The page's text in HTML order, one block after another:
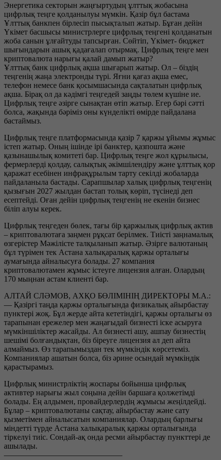
Энергетика секторын жаңғыртудың ұлттық жобасына
цифрлық теңге қолданылуы мүмкін. Қазір бұл бастама
Ұлттық банкпен бірлесіп пысықталып жатыр. Бұған дейін
Үкімет басшысы министрлерге цифрлық теңгені қолданатын
жоба санын ұлғайтуды тапсырған. Сөйтіп, Үкімет- бюджет
шығындарын ашық қадағалап отырмақ. Цифрлық теңге мен
криптовалюта нарығы қалай дамып жатыр?
Ұлттық банк цифрлық ақша шығарып жатыр. Ол – біздің
теңгенің жаңа электронды түрі. Яғни қағаз ақша емес,
телефон немесе банк қосымшасында сақталатын цифрлық
ақша. Бірақ ол да кәдімгі теңгедей заңды төлем күшіне ие.
Цифрлық теңге әзірге сынақтан өтіп жатыр. Егер бәрі сәтті
болса, жақында бәріміз оны күнделікті өмірде пайдалана
бастаймыз.
Цифрлық теңге платформасында қазір 7 қаржы ұйымы жұмыс
істеп жатыр. Оның ішінде ірі банктер, қазпошта және
қазынашылық комитеті бар. Цифрлық теңге жол құрылысы,
фермерлерді қолдау, салықтық әкімшілендіру және ұлттық қор
қаражат есебінен инфрақұрылым тарту секілді жобаларда
пайдаланыла бастады. Сарапшылар халық цифрлық теңгенің
қызығын 2027 жылдан бастап толық көріп, түсінеді деп
есептейді. Оған дейін цифрлық теңгенің не екенін бизнес
біліп алуы керек.
Цифрлық теңгеден бөлек, тағы бір қаржылық цифрлық актив
– криптовалютаға заңмен рұқсат берілмек. Тиісті заңнамалық
өзгерістер Мәжілісте талқыланып жатыр. Әзірге валютаның
бұл түрімен тек Астана халықаралық қаржы орталығы
аумағында айналысуға болады. 27 компания
криптовалютамен жұмыс істеуге лицензия алған. Олардың
170 мыңнан астам клиенті бар.
АЛТАЙ СЛӘМОВ, АХҚО БӨЛІМІНІҢ ДИРЕКТОРЫ М.А.:
— Қазіргі таңда қаржы орталығында физикалық айырбастау
пунктері жоқ. Бұл жерде айта кететіндігі, қаржы орталығы өз
тарапынан ережелер мен жаңағыдай бизнесті іске асыруға
мүмкіншіліктер жасайды. Ал бизнесті ашу, ашпау бизнестің
шешімі болғандықтан, біз біреуге лицензия ал деп айта
алмаймыз. Өз тарапымыздан тек мүмкіндік көрсетеміз.
Компаниялар ашатын болса, біз әрине осындай мүмкіндік
қарастырамыз.
Цифрлық министрліктің жоспары бойынша цифрлық
активтер нарығы жыл соңына дейін баршаға қолжетімді
болады. Ең алдымен, провайдерлердің жұмысы жеңілдейді.
Бұлар – криптовалютаны сақтау, айырбастау және сату
қызметімен айналысатын компаниялар. Олардың барлығы
міндетті түрде Астана халықаралық қаржы орталығында
тіркелуі тиіс. Сондай-ақ онда ресми айырбастау пункттері де
ашылады.
———————————————